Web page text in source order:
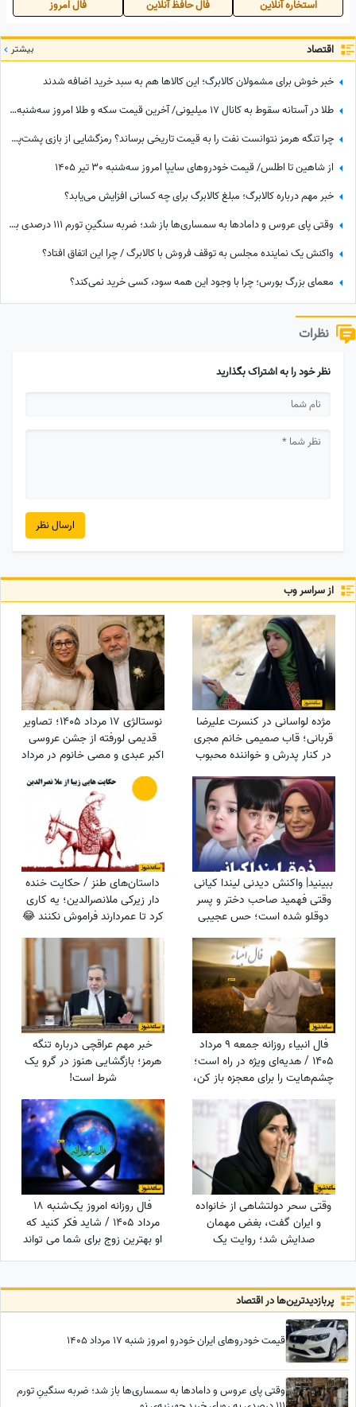
استخاره آنلاین فال حافظ آنلاین فال امروز
اقتصاد بیشتر
خبر خوش برای مشمولان کالابرگ؛ این کالاها هم به سبد خرید اضافه شدند
طلا در آستانه سقوط به کانال 17 میلیونی/ آخرین قیمت سکه و طلا امروز سه‌شنبه 30 تیر 1405
چرا تنگه هرمز نتوانست نفت را به قیمت تاریخی برساند؟ رمزگشایی از بازی پشت‌پرده پکن
از شاهین تا اطلس/ قیمت خودرو‌های سایپا امروز سه‌شنبه 30 تیر 1405
خبر مهم درباره کالابرگ؛ مبلغ کالابرگ برای چه کسانی افزایش می‌یابد؟
وقتی پای عروس و دامادها به سمساری‌ها باز شد؛ ضربه سنگینِ تورم 111 درصدی به رویای خرید جهیزیه‌یِ نو
واکنش یک نماینده مجلس به توقف فروش با کالابرگ / چرا این اتفاق افتاد؟
معمای بزرگ بورس؛ چرا با وجود این همه سود، کسی خرید نمی‌کند؟
نظرات
نظر خود را به اشتراک بگذارید
ارسال نظر
از سراسر وب
مژده لواسانی در کنسرت علیرضا
قربانی؛ قاب صمیمی خانم مجری
در کنار پدرش و خواننده محبوب
نوستالژی 17 مرداد 1405؛ تصاویر
قدیمی لورفته از جشن عروسی
اکبر عبدی و مصی خانوم در مرداد
ببینید| واکنش دیدنی لیندا کیانی
وقتی فهمید صاحب دختر و پسر
دوقلو شده است؛ حس عجیبی
داشتم چون فهمیدم پسرم یه...
داستان‌های طنز / حکایت خنده
دار زیرکی ملانصرالدین؛ یه کاری
کرد تا عمردارند فراموش نکنند 😂
+ ویدئو
فال انبیاء روزانه جمعه 9 مرداد
1405 / هدیه‌ای ویژه در راه است؛
چشم‌هایت را برای معجزه باز کن،
دنیا پیامی دارد که قلبت را
خوشحال می‌کند
خبر مهم عراقچی درباره تنگه
هرمز؛ بازگشایی هنوز در گرو یک
شرط است!
وقتی سحر دولتشاهی از خانواده
و ایران گفت، بغض مهمان
صدایش شد؛ روایت یک
دلبستگی عمیق به وسعت یک
خانواده‌ام خارج هستند ولی...»
فال روزانه امروز یک‌شنبه 18
مرداد 1405 / شاید فکر کنید که
او بهترین زوج برای شما می تواند
باشد، اما ...
پربازدید‌ترین‌ها در اقتصاد
قیمت خودرو‌های ایران خودرو امروز شنبه 17 مرداد 1405
وقتی پای عروس و دامادها به سمساری‌ها باز شد؛ ضربه سنگینِ تورم